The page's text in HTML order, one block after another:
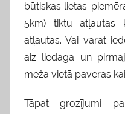
būtiskas lietas:
5km) tiktu atļautas
atļautas. Vai varat
aiz liedaga un
meža vietā paveras
Tāpat grozījumi